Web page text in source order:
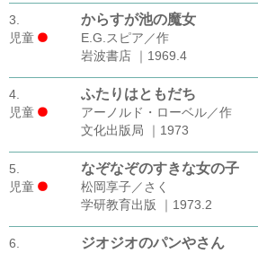
3.
児童
からすが池の魔女
E.G.スピア／作
岩波書店 ｜1969.4
4.
児童
ふたりはともだち
アーノルド・ローベル／作
文化出版局 ｜1973
5.
児童
なぞなぞのすきな女の子
松岡享子／さく
学研教育出版 ｜1973.2
6.
ジオジオのパンやさん